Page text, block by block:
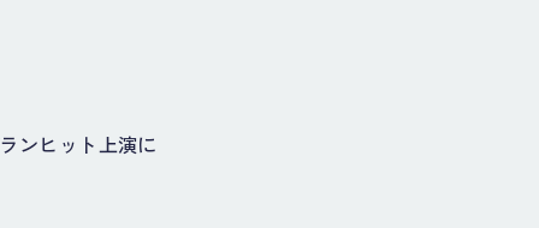
ンヒット上演に